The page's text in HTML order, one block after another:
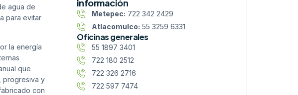
agua de
para evitar
la energía
que
progresiva y
con
información
Metepec: 722 342 2429
Atlacomulco: 55 3259 6331
Oficinas generales
55 1897 3401
722 180 2512
722 326 2716
722 597 7474